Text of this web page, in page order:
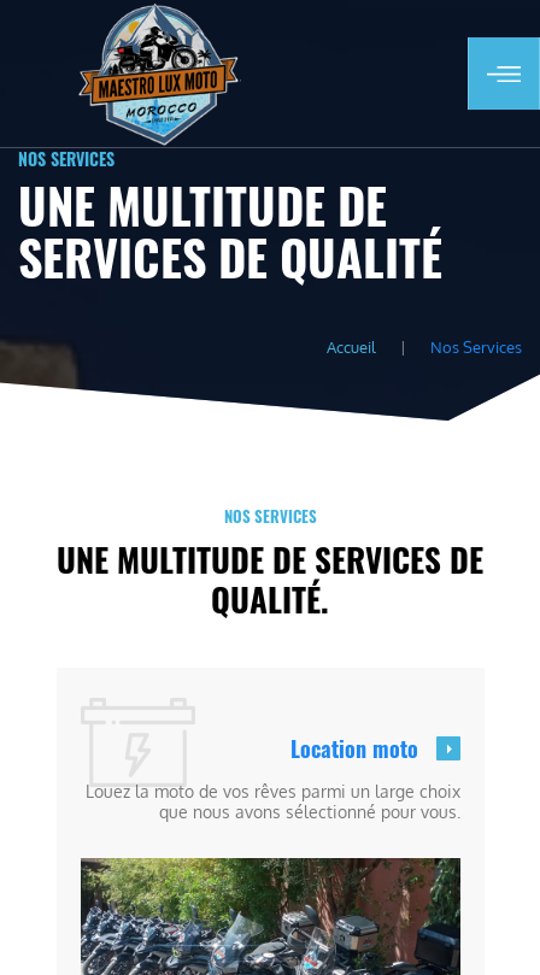
NOS SERVICES
UNE MULTITUDE DE
SERVICES DE QUALITÉ
Accueil Nos Services
NOS SERVICES
UNE MULTITUDE DE SERVICES DE
QUALITÉ.
Location moto
Louez la moto de vos rêves parmi un large choix
que nous avons sélectionné pour vous.